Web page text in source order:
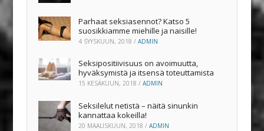
Parhaat seksiasennot? Katso 5
suosikkiamme miehille ja naisille!
4 SYYSKUUN, 2018 /ADMIN
Seksipositiivisuus on avoimuutta,
hyväksymistä ja itsensä toteuttamista
15 KESÄKUUN, 2018 /ADMIN
Seksilelut netistä – näitä sinunkin
kannattaa kokeilla!
20 MAALISKUUN, 2018 /ADMIN